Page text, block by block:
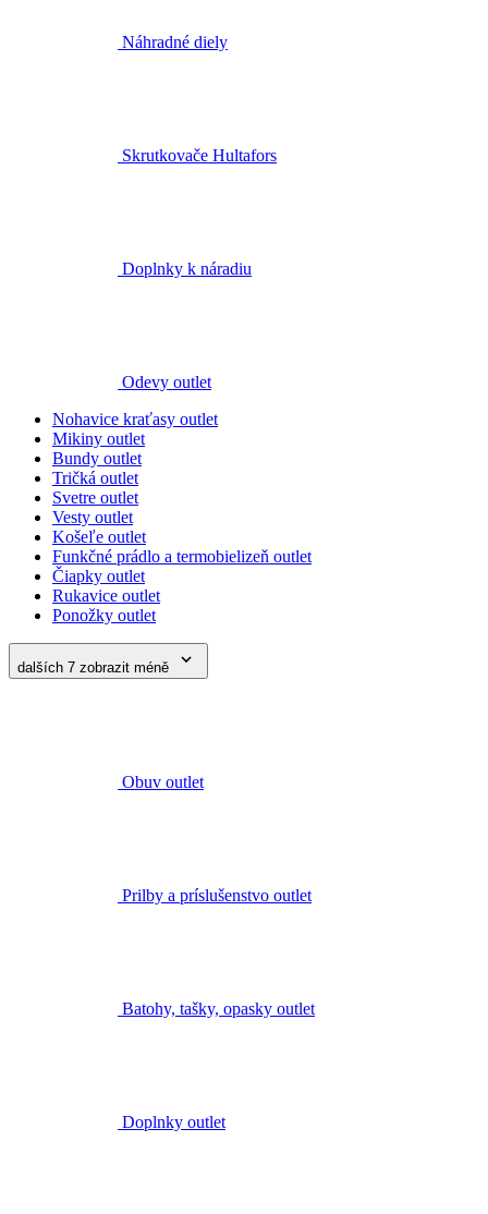
Náhradné diely
Skrutkovače Hultafors
Doplnky k náradiu
Odevy outlet
Nohavice kraťasy outlet
Mikiny outlet
Bundy outlet
Tričká outlet
Svetre outlet
Vesty outlet
Košeľe outlet
Funkčné prádlo a termobielizeň outlet
Čiapky outlet
Rukavice outlet
Ponožky outlet
dalších 7 zobrazit méně
Obuv outlet
Prilby a príslušenstvo outlet
Batohy, tašky, opasky outlet
Doplnky outlet